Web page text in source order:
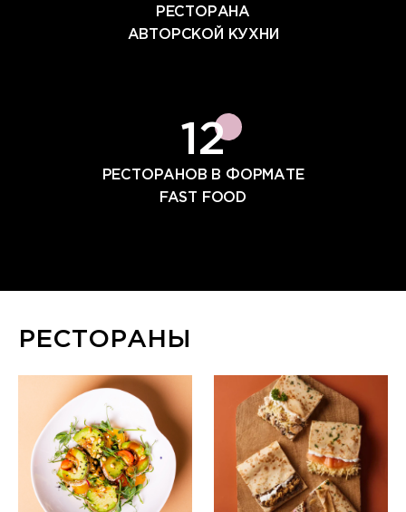
РЕСТОРАНА
АВТОРСКОЙ КУХНИ
12
РЕСТОРАНОВ В ФОРМАТЕ
FAST FOOD
РЕСТОРАНЫ